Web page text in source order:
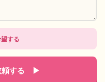
する
頼する ▶